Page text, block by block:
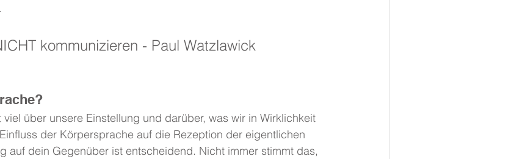
kommunizieren - Paul Watzlawick
über unsere Einstellung und darüber, was wir in Wirklichkeit
der Körpersprache auf die Rezeption der eigentlichen
auf dein Gegenüber ist entscheidend. Nicht immer stimmt das,